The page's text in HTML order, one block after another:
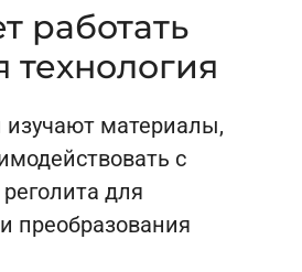
работать
технология
изучают материалы,
с
для
преобразования